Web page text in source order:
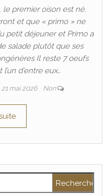
le premier oison est né.
et que « primo » ne
petit déjeuner et Primo a
salade plutôt que ses
Il reste 7 oeufs
d’entre eux…
21 mai 2026 Non